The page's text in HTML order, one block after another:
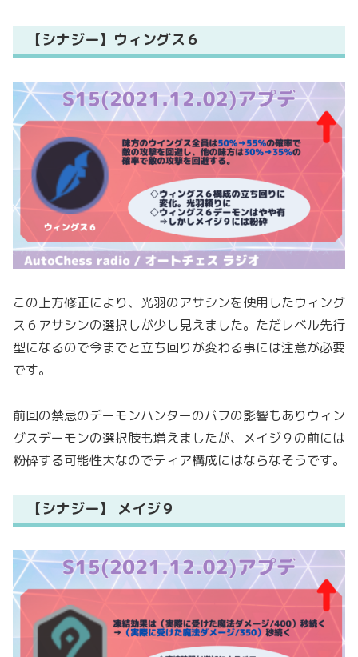
【シナジー】ウィングス６
この上方修正により、光羽のアサシンを使用したウィング
ス６アサシンの選択しが少し見えました。ただレベル先行
型になるので今までと立ち回りが変わる事には注意が必要
です。
前回の禁忌のデーモンハンターのバフの影響もありウィン
グスデーモンの選択肢も増えましたが、メイジ９の前には
粉砕する可能性大なのでティア構成にはならなそうです。
【シナジー】 メイジ９